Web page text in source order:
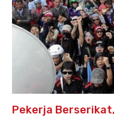
Pekerja